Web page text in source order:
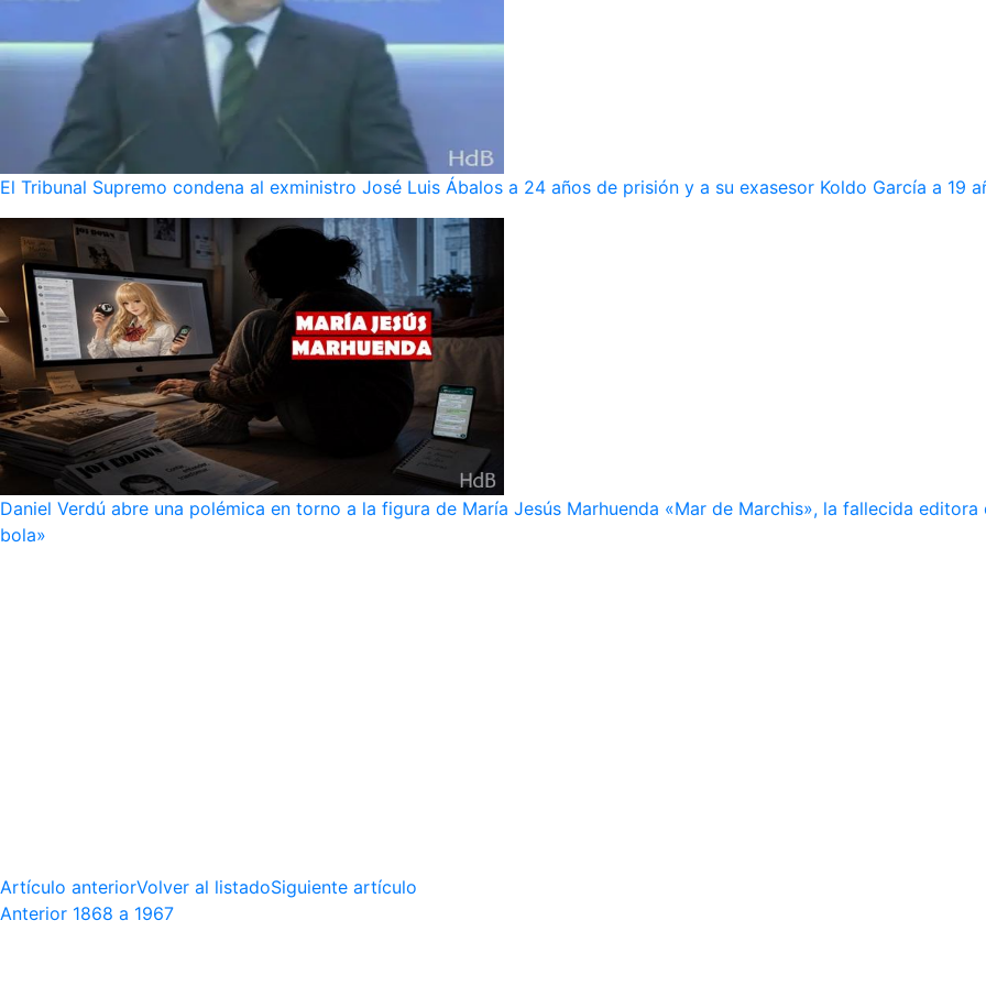
El Tribunal Supremo condena al exministro José Luis Ábalos a 24 años de prisión y a su exasesor Koldo García a 19
Daniel Verdú abre una polémica en torno a la figura de María Jesús Marhuenda «Mar de Marchis», la fallecida
bola»
Artículo anteriorVolver al listadoSiguiente artículo
Anterior 1868 a 1967